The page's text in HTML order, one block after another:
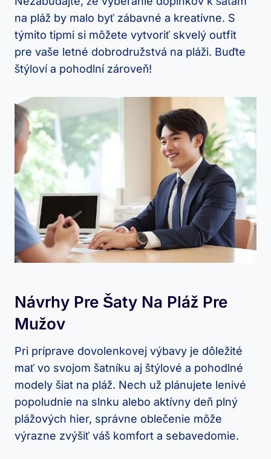
na pláž by malo byť zábavné a kreatívne. S
týmito tipmi si môžete vytvoriť skvelý outfit
pre vaše letné dobrodružstvá na pláži. Buďte
štýloví a pohodlní zároveň!
Návrhy Pre Šaty Na Pláž Pre
Mužov
Pri príprave dovolenkovej výbavy je dôležité
mať vo svojom šatníku aj štýlové a pohodlné
modely šiat na pláž. Nech už plánujete lenivé
popoludnie na slnku alebo aktívny deň plný
plážových hier, správne oblečenie môže
výrazne zvýšiť váš komfort a sebavedomie.